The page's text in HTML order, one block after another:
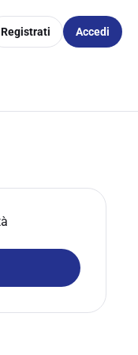
Registrati Accedi